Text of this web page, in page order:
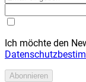
Ich möchte den
Abonnieren